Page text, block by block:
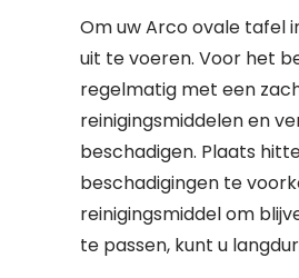
Om uw Arco ovale tafel
uit te voeren. Voor het
regelmatig met een
reinigingsmiddelen en
beschadigen. Plaats
beschadigingen te
reinigingsmiddel om
te passen, kunt u